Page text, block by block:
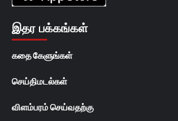
இதர பக்கங்கள்
கதை கேளுங்கள்
செய்திமடல்கள்
விளம்பரம் செய்வதற்கு